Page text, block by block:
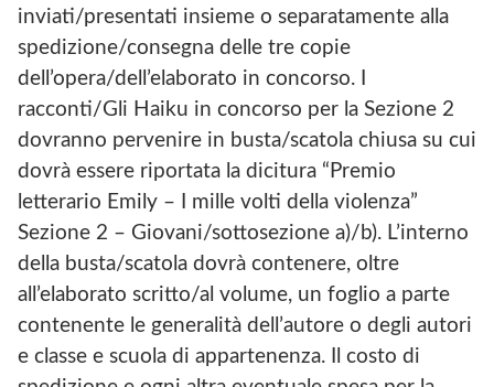
inviati/presentati insieme o separatamente alla
spedizione/consegna delle tre copie
dell’opera/dell’elaborato in concorso. I
racconti/Gli Haiku in concorso per la Sezione 2
dovranno pervenire in busta/scatola chiusa su cui
dovrà essere riportata la dicitura “Premio
letterario Emily – I mille volti della violenza”
Sezione 2 – Giovani/sottosezione a)/b). L’interno
della busta/scatola dovrà contenere, oltre
all’elaborato scritto/al volume, un foglio a parte
contenente le generalità dell’autore o degli autori
e classe e scuola di appartenenza. Il costo di